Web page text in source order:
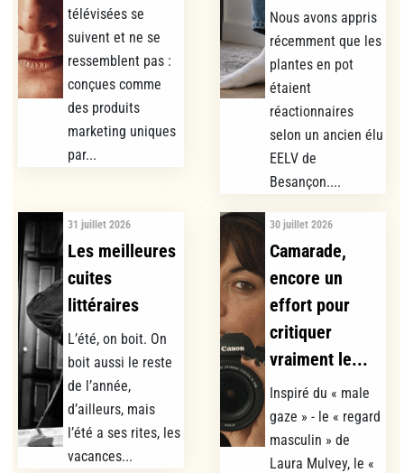
télévisées se
suivent et ne se
ressemblent pas :
conçues comme
des produits
marketing uniques
par...
Nous avons appris
récemment que les
plantes en pot
étaient
réactionnaires
selon un ancien élu
EELV de
Besançon....
31 juillet 2026
Les meilleures
cuites
littéraires
L’été, on boit. On
boit aussi le reste
de l’année,
d’ailleurs, mais
l’été a ses rites, les
vacances...
30 juillet 2026
Camarade,
encore un
effort pour
critiquer
vraiment le...
Inspiré du « male
gaze » - le « regard
masculin » de
Laura Mulvey, le «